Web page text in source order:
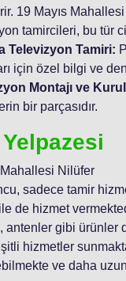
19 Mayıs
tamircileri, bu tür
Televizyon Tamiri:
için özel bilgi ve
Montajı ve
bir parçasıdır.
Mahallesi Nilüfer
sadece tamir
de hizmet
antenler gibi ürünler
hizmetler
ve daha